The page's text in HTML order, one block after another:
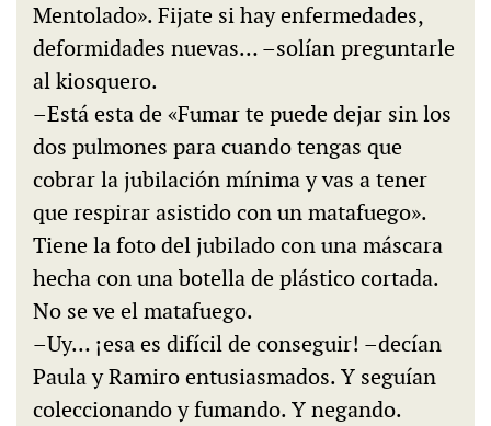
Mentolado». Fijate si hay enfermedades,
deformidades nuevas… –solían preguntarle
al kiosquero.
–Está esta de «Fumar te puede dejar sin los
dos pulmones para cuando tengas que
cobrar la jubilación mínima y vas a tener
que respirar asistido con un matafuego».
Tiene la foto del jubilado con una máscara
hecha con una botella de plástico cortada.
No se ve el matafuego.
–Uy… ¡esa es difícil de conseguir! –decían
Paula y Ramiro entusiasmados. Y seguían
coleccionando y fumando. Y negando.